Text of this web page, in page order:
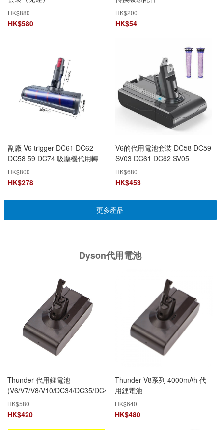
HK$880
HK$580
HK$200
HK$54
副廠 V6 trigger DC61 DC62
DC58 59 DC74 吸塵機代用轉
動刷頭 (A接駁頭大Size) 軟絨毛
滾筒吸頭 全港免運
HK$800
HK$278
V6的代用電池套裝 DC58 DC59
SV03 DC61 DC62 SV05
SV06（3000mAh真容量）+兩
支前置濾芯 全港免運
HK$680
HK$453
更多產品
Dyson代用電池
Thunder 代用鋰電池
(V6/V7/V8/V10/DC34/DC35/DC44/DC45)
[6款]
HK$580
HK$420
Thunder V8系列 4000mAh 代
用鋰電池
HK$640
HK$480